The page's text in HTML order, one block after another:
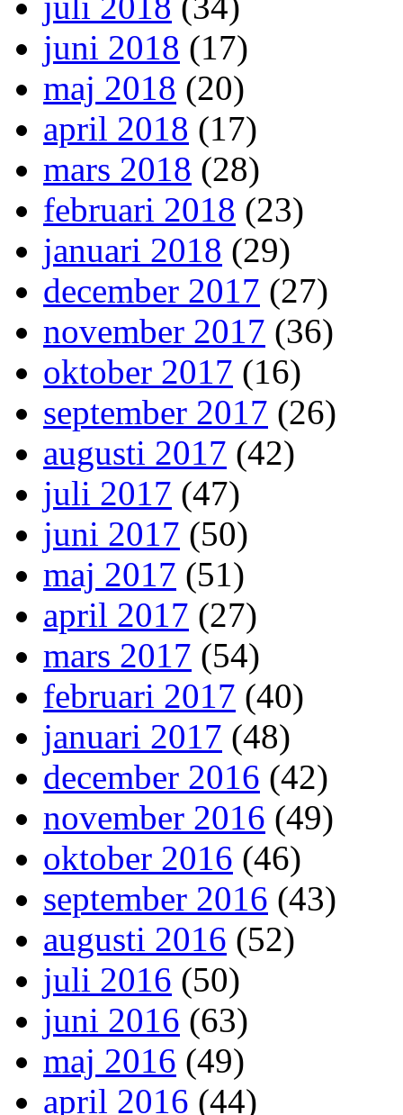
juni 2018 (17)
maj 2018 (20)
april 2018 (17)
mars 2018 (28)
februari 2018 (23)
januari 2018 (29)
december 2017 (27)
november 2017 (36)
oktober 2017 (16)
september 2017 (26)
augusti 2017 (42)
juli 2017 (47)
juni 2017 (50)
maj 2017 (51)
april 2017 (27)
mars 2017 (54)
februari 2017 (40)
januari 2017 (48)
december 2016 (42)
november 2016 (49)
oktober 2016 (46)
september 2016 (43)
augusti 2016 (52)
juli 2016 (50)
juni 2016 (63)
maj 2016 (49)
april 2016 (44)